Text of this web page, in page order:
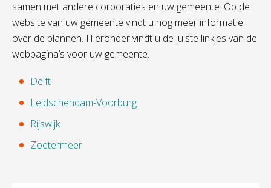
samen met andere corporaties en uw gemeente. Op de
website van uw gemeente vindt u nog meer informatie
over de plannen. Hieronder vindt u de juiste linkjes van de
webpagina’s voor uw gemeente.
Delft
Leidschendam-Voorburg
Rijswijk
Zoetermeer